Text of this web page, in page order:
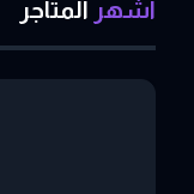
اشهر المتاجر